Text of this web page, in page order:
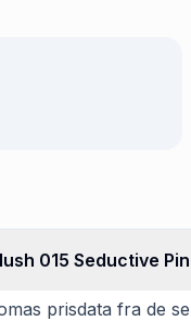
015 Seductive
prisdata fra de